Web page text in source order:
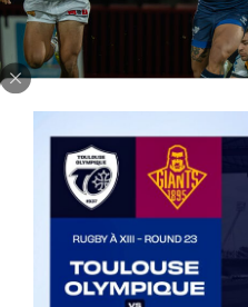
Fin de l’aventure Olympienne
6 août 2026